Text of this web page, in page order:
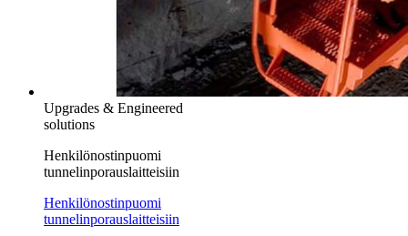
Upgrades & Engineered
solutions
Henkilönostinpuomi
tunnelinporauslaitteisiin
Henkilönostinpuomi
tunnelinporauslaitteisiin